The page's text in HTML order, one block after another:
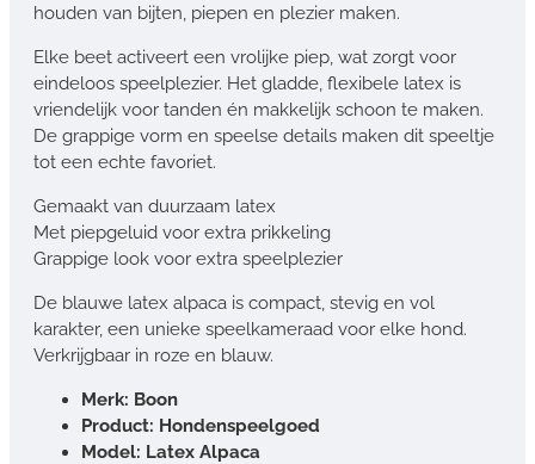
houden van bijten, piepen en plezier maken.
Elke beet activeert een vrolijke piep, wat zorgt voor
eindeloos speelplezier. Het gladde, flexibele latex is
vriendelijk voor tanden én makkelijk schoon te maken.
De grappige vorm en speelse details maken dit speeltje
tot een echte favoriet.
Gemaakt van duurzaam latex
Met piepgeluid voor extra prikkeling
Grappige look voor extra speelplezier
De blauwe latex alpaca is compact, stevig en vol
karakter, een unieke speelkameraad voor elke hond.
Verkrijgbaar in roze en blauw.
Merk: Boon
Product: Hondenspeelgoed
Model: Latex Alpaca